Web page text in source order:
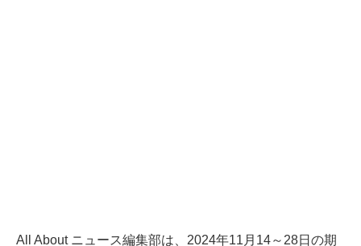
All About ニュース編集部は、2024年11月14～28日の期